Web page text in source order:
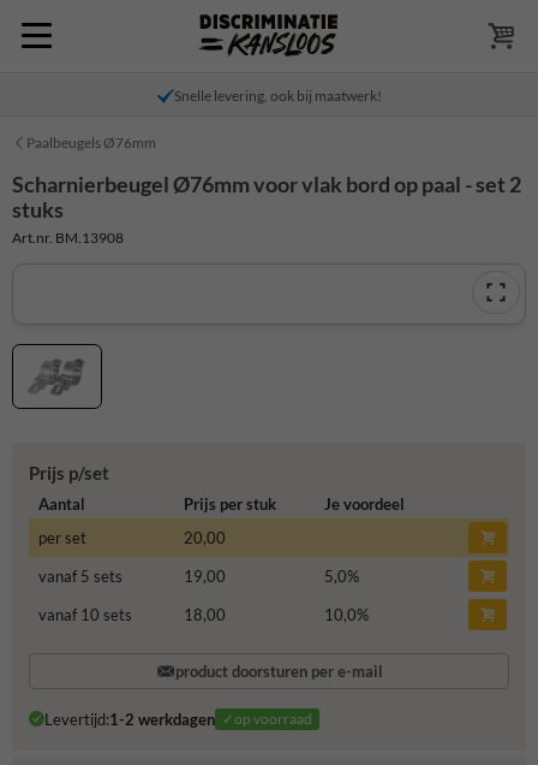
Snelle levering, ook bij maatwerk!
Paalbeugels Ø76mm
Scharnierbeugel Ø76mm voor vlak bord op paal - set 2
stuks
Art.nr. BM.13908
Prijs p/set
Aantal Prijs per stuk
Je voordeel
per set
20,00
vanaf 5 sets
19,00 5,0%
vanaf 10 sets
18,00 10,0%
product doorsturen per e-mail
Levertijd:1-2 werkdagen ✓op voorraad